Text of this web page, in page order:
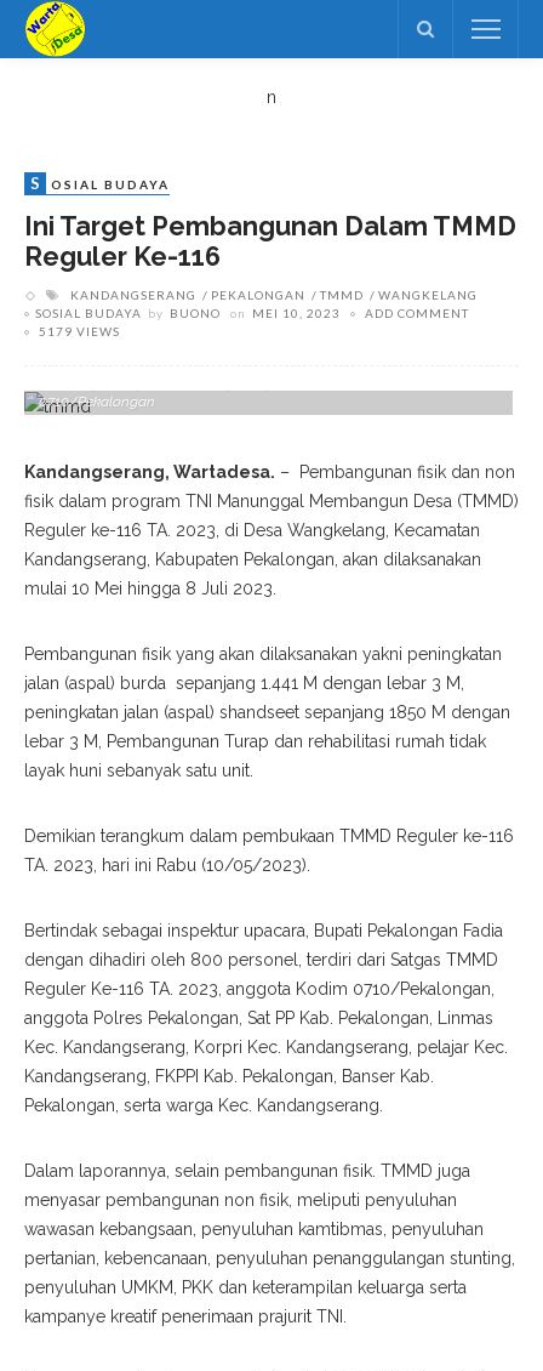
n
S OSIAL BUDAYA
Ini Target Pembangunan Dalam TMMD
Reguler Ke-116
KANDANGSERANG PEKALONGAN TMMD
WANGKELANG
SOSIAL BUDAYA
by BUONO on MEI 10, 2023
ADD COMMENT
5179 VIEWS
0710/Pekalongan
Kandangserang, Wartadesa. – Pembangunan fisik dan non
fisik dalam program TNI Manunggal Membangun Desa (TMMD)
Reguler ke-116 TA. 2023, di Desa Wangkelang, Kecamatan
Kandangserang, Kabupaten Pekalongan, akan dilaksanakan
mulai 10 Mei hingga 8 Juli 2023.
Pembangunan fisik yang akan dilaksanakan yakni peningkatan
jalan (aspal) burda sepanjang 1.441 M dengan lebar 3 M,
peningkatan jalan (aspal) shandseet sepanjang 1850 M dengan
lebar 3 M, Pembangunan Turap dan rehabilitasi rumah tidak
layak huni sebanyak satu unit.
Demikian terangkum dalam pembukaan TMMD Reguler ke-116
TA. 2023, hari ini Rabu (10/05/2023).
Bertindak sebagai inspektur upacara, Bupati Pekalongan Fadia
dengan dihadiri oleh 800 personel, terdiri dari Satgas TMMD
Reguler Ke-116 TA. 2023, anggota Kodim 0710/Pekalongan,
anggota Polres Pekalongan, Sat PP Kab. Pekalongan, Linmas
Kec. Kandangserang, Korpri Kec. Kandangserang, pelajar Kec.
Kandangserang, FKPPI Kab. Pekalongan, Banser Kab.
Pekalongan, serta warga Kec. Kandangserang.
Dalam laporannya, selain pembangunan fisik. TMMD juga
menyasar pembangunan non fisik, meliputi penyuluhan
wawasan kebangsaan, penyuluhan kamtibmas, penyuluhan
pertanian, kebencanaan, penyuluhan penanggulangan stunting,
penyuluhan UMKM, PKK dan keterampilan keluarga serta
kampanye kreatif penerimaan prajurit TNI.